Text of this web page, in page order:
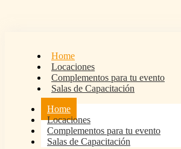
Home
Locaciones
Complementos para tu evento
Salas de Capacitación
Home
Locaciones
Complementos para tu evento
Salas de Capacitación